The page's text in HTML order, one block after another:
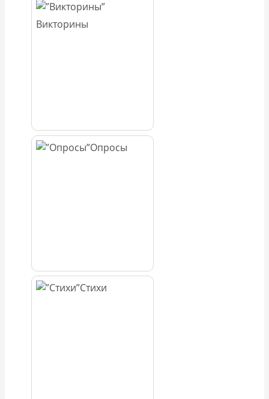
Викторины
Опросы
Стихи